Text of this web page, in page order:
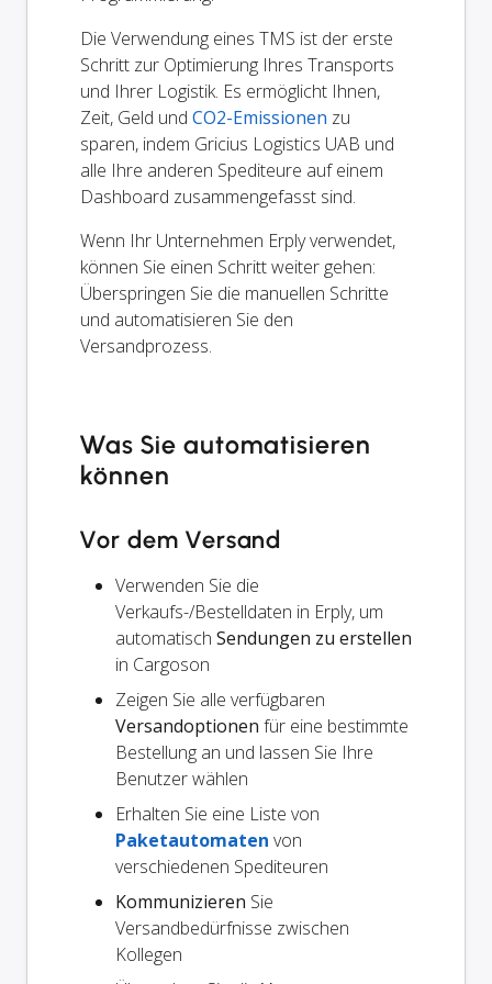
Die Verwendung eines TMS ist der erste
Schritt zur Optimierung Ihres Transports
und Ihrer Logistik. Es ermöglicht Ihnen,
Zeit, Geld und CO2-Emissionen zu
sparen, indem Gricius Logistics UAB und
alle Ihre anderen Spediteure auf einem
Dashboard zusammengefasst sind.
Wenn Ihr Unternehmen Erply verwendet,
können Sie einen Schritt weiter gehen:
Überspringen Sie die manuellen Schritte
und automatisieren Sie den
Versandprozess.
Was Sie automatisieren
können
Vor dem Versand
Verwenden Sie die
Verkaufs-/Bestelldaten in Erply, um
automatisch Sendungen zu erstellen
in Cargoson
Zeigen Sie alle verfügbaren
Versandoptionen für eine bestimmte
Bestellung an und lassen Sie Ihre
Benutzer wählen
Erhalten Sie eine Liste von
Paketautomaten von
verschiedenen Spediteuren
Kommunizieren Sie
Versandbedürfnisse zwischen
Kollegen